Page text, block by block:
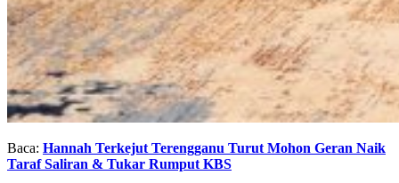
Baca: Hannah Terkejut Terengganu Turut Mohon Geran Naik
Taraf Saliran & Tukar Rumput KBS